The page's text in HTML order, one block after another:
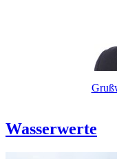
Wasserwerte